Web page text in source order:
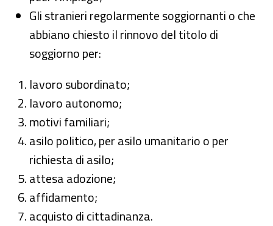
Gli stranieri regolarmente soggiornanti o che
abbiano chiesto il rinnovo del titolo di
soggiorno per:
lavoro subordinato;
lavoro autonomo;
motivi familiari;
asilo politico, per asilo umanitario o per
richiesta di asilo;
attesa adozione;
affidamento;
acquisto di cittadinanza.